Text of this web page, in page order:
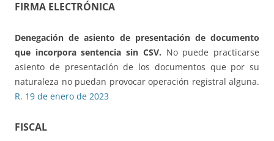
FIRMA ELECTRÓNICA
Denegación de asiento de presentación de documento
que incorpora sentencia sin CSV. No puede practicarse
asiento de presentación de los documentos que por su
naturaleza no puedan provocar operación registral alguna.
R. 19 de enero de 2023
FISCAL